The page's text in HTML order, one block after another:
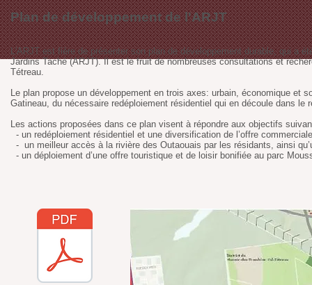
Plan de développement de l'ARJT
L'ARJT est fière de présenter son plan de développement durable, qui a
Jardins Taché (ARJT). Il est le fruit de nombreuses consultations et
Tétreau.
Le plan propose un développement en trois axes: urbain, économique et
Gatineau, du nécessaire redéploiement résidentiel qui en découle dans le
Les actions proposées dans ce plan visent à répondre aux objectifs
- un redéploiement résidentiel et une diversification de l’offre
- un meilleur accès à la rivière des Outaouais par les résidants, ainsi
- un déploiement d’une offre touristique et de loisir bonifiée au parc